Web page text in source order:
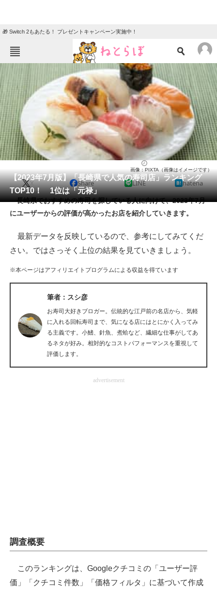
🎁 Switch 2もあたる！ プレゼントキャンペーン実施中！
ニュース
エンタメ クイズ
グルメ 地域
住まい 教育・育児
動物 リサーチ
会員記事
メディア
注目記事を集めた総合ページ
ITの今と未来を見通す
好きが集まる 比べて選べる
ビジネスと働き方のヒント
AI活用のいまが分かる
経営リーダーのコミュニティ
電子設計の基本と応用
エネルギーの専門メディア
【2023年7月版】「長崎県で人気の寿司店」ランキング
TOP10！ 1位は「元禄」
画像：PIXTA（画像はイメージです）
X Share LINE hatena
長崎県でおすすめの寿司を探している人に向けて、2023年7月
にユーザーからの評価が高かったお店を紹介していきます。
最新データを反映しているので、参考にしてみてくだ
さい。ではさっそく上位の結果を見ていきましょう。
※本ページはアフィリエイトプログラムによる収益を得ています
筆者：スシ彦
お寿司大好きブロガー。伝統的な江戸前の名店から、気軽
に入れる回転寿司まで、気になる店にはとにかく入ってみ
る主義です。小鰭、針魚、煮蛤など、繊細な仕事がしてあ
るネタが好み。相対的なコストパフォーマンスを重視して
評価します。
advertisement
調査概要
このランキングは、Googleクチコミの「ユーザー評
価」「クチコミ件数」「価格フィルタ」に基づいて作成